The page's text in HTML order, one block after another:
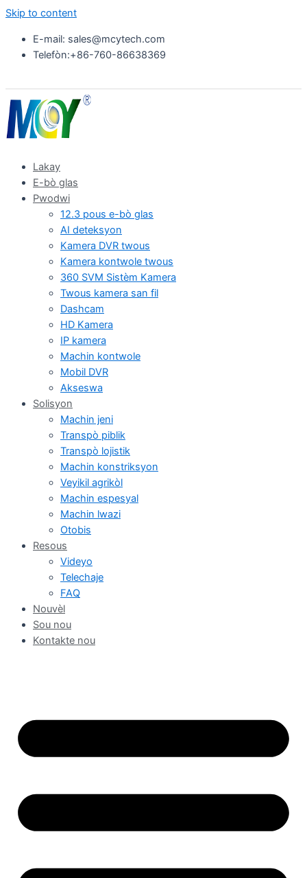
Skip to content
E-mail: sales@mcytech.com
Telefòn:+86-760-86638369
Lakay
E-bò glas
Pwodwi
12.3 pous e-bò glas
AI deteksyon
Kamera DVR twous
Kamera kontwole twous
360 SVM Sistèm Kamera
Twous kamera san fil
Dashcam
HD Kamera
IP kamera
Machin kontwole
Mobil DVR
Akseswa
Solisyon
Machin jeni
Transpò piblik
Transpò lojistik
Machin konstriksyon
Veyikil agrikòl
Machin espesyal
Machin lwazi
Otobis
Resous
Videyo
Telechaje
FAQ
Nouvèl
Sou nou
Kontakte nou